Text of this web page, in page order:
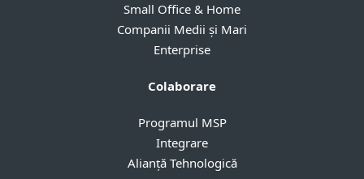
Small Office & Home
Companii Medii și Mari
Enterprise
Colaborare
Programul MSP
Integrare
Alianță Tehnologică